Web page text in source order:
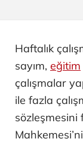
Haftalık
sayım, eğitim
çalışmalar
ile fazla
sözleşmesini